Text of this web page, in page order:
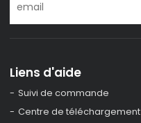
Liens d'aide
Suivi de commande
Centre de téléchargement